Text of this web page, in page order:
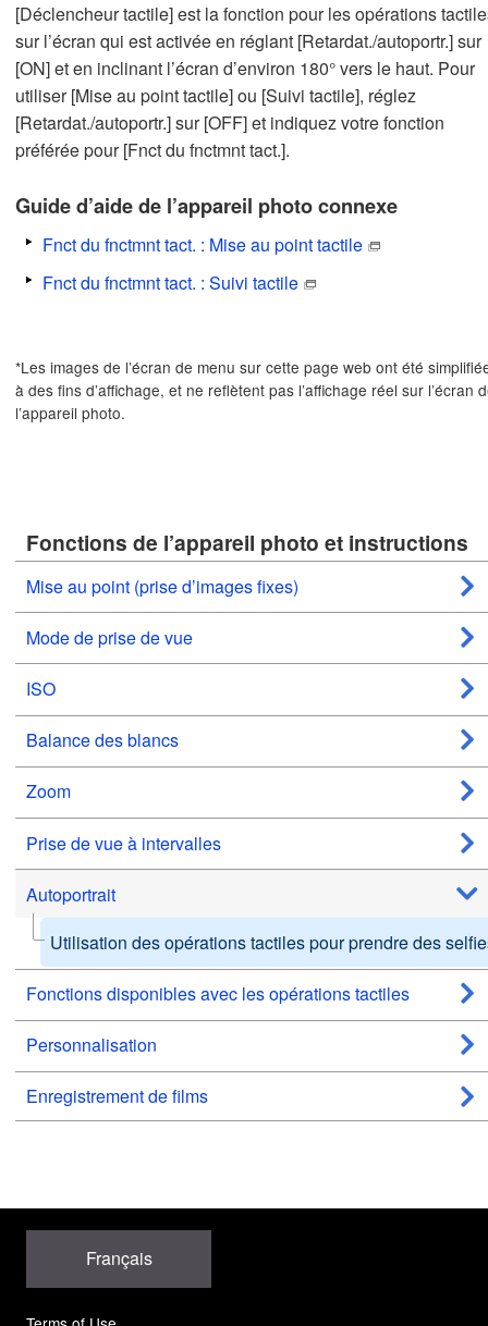
[Déclencheur tactile] est la fonction pour les opérations
sur l’écran qui est activée en réglant [Retardat./autoportr.] sur
[ON] et en inclinant l’écran d’environ 180° vers le haut. Pour
utiliser [Mise au point tactile] ou [Suivi tactile], réglez
[Retardat./autoportr.] sur [OFF] et indiquez votre fonction
préférée pour [Fnct du fnctmnt tact.].
Guide d’aide de l’appareil photo connexe
Fnct du fnctmnt tact. : Mise au point tactile
Fnct du fnctmnt tact. : Suivi tactile
*Les images de l’écran de menu sur cette page web ont été
à des fins d’affichage, et ne reflètent pas l’affichage réel sur l’écran
l’appareil photo.
Fonctions de l’appareil photo et instructions
Mise au point (prise d’images fixes)
Mode de prise de vue
ISO
Balance des blancs
Zoom
Prise de vue à intervalles
Autoportrait
Utilisation des opérations tactiles pour prendre des
Fonctions disponibles avec les opérations tactiles
Personnalisation
Enregistrement de films
Français